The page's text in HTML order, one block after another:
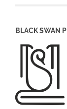
BLACK SWAN